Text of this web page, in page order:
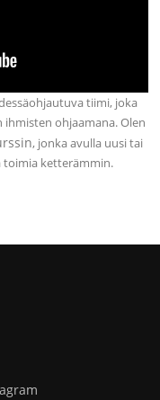
tiimi, joka
ohjaamana. Olen
, jonka avulla uusi tai
toimia ketterämmin.